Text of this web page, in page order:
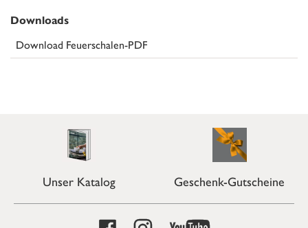
Downloads
Download Feuerschalen-PDF
Unser Katalog Geschenk-Gutscheine